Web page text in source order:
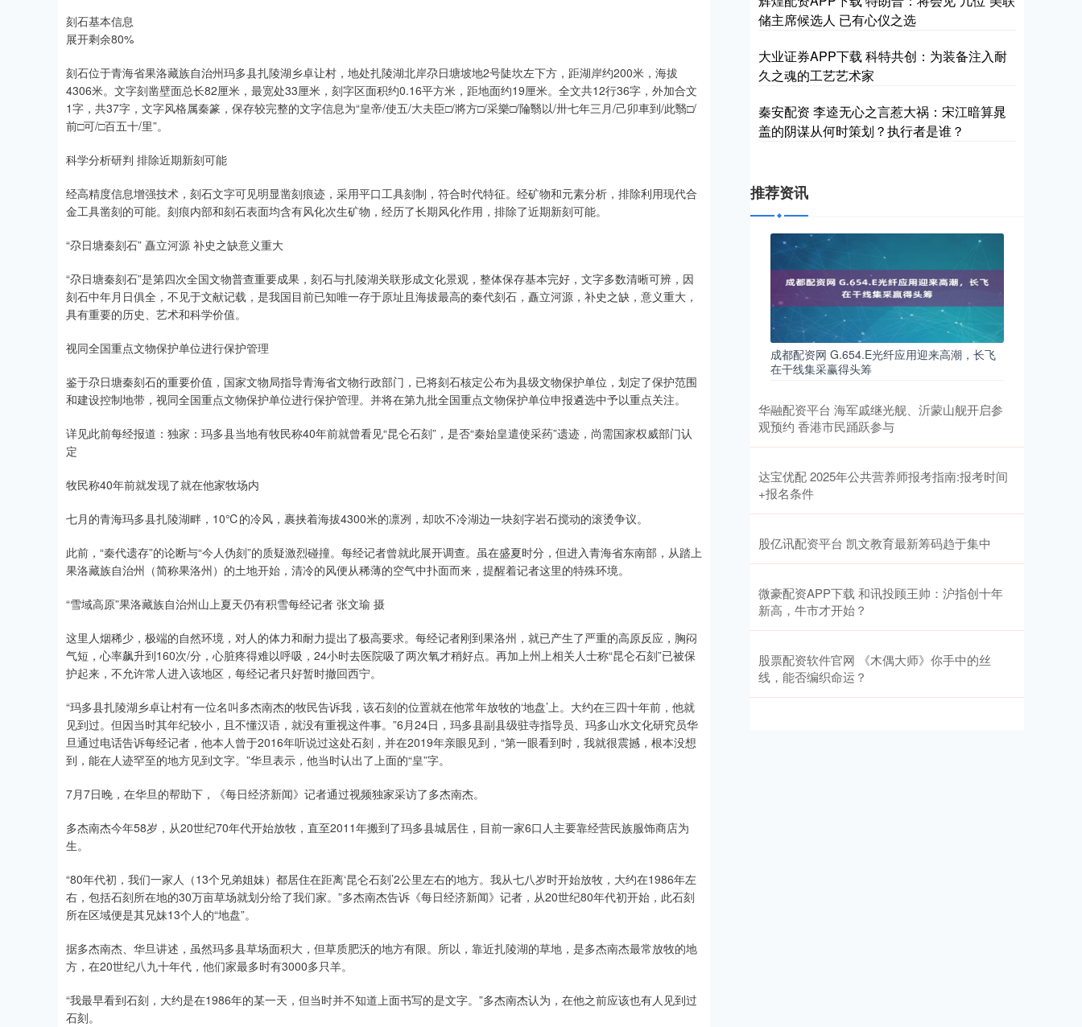
刻石基本信息
展开剩余80%
刻石位于青海省果洛藏族自治州玛多县扎陵湖乡卓让村，地处扎陵湖北岸尕日塘坡地2号陡坎左下方，距湖岸约200米，海拔
4306米。文字刻凿壁面总长82厘米，最宽处33厘米，刻字区面积约0.16平方米，距地面约19厘米。全文共12行36字，外加合文
1字，共37字，文字风格属秦篆，保存较完整的文字信息为“皇帝/使五/大夫臣□/將方□/采樂□/陯翳以/卅七年三月/己卯車到/此翳□/
前□可/□百五十/里”。
科学分析研判 排除近期新刻可能
经高精度信息增强技术，刻石文字可见明显凿刻痕迹，采用平口工具刻制，符合时代特征。经矿物和元素分析，排除利用现代合
金工具凿刻的可能。刻痕内部和刻石表面均含有风化次生矿物，经历了长期风化作用，排除了近期新刻可能。
“尕日塘秦刻石” 矗立河源 补史之缺意义重大
“尕日塘秦刻石”是第四次全国文物普查重要成果，刻石与扎陵湖关联形成文化景观，整体保存基本完好，文字多数清晰可辨，因
刻石中年月日俱全，不见于文献记载，是我国目前已知唯一存于原址且海拔最高的秦代刻石，矗立河源，补史之缺，意义重大，
具有重要的历史、艺术和科学价值。
视同全国重点文物保护单位进行保护管理
鉴于尕日塘秦刻石的重要价值，国家文物局指导青海省文物行政部门，已将刻石核定公布为县级文物保护单位，划定了保护范围
和建设控制地带，视同全国重点文物保护单位进行保护管理。并将在第九批全国重点文物保护单位申报遴选中予以重点关注。
详见此前每经报道：独家：玛多县当地有牧民称40年前就曾看见“昆仑石刻”，是否“秦始皇遣使采药”遗迹，尚需国家权威部门认
定
牧民称40年前就发现了就在他家牧场内
七月的青海玛多县扎陵湖畔，10℃的冷风，裹挟着海拔4300米的凛冽，却吹不冷湖边一块刻字岩石搅动的滚烫争议。
此前，“秦代遗存”的论断与“今人伪刻”的质疑激烈碰撞。每经记者曾就此展开调查。虽在盛夏时分，但进入青海省东南部，从踏上
果洛藏族自治州（简称果洛州）的土地开始，清冷的风便从稀薄的空气中扑面而来，提醒着记者这里的特殊环境。
“雪域高原”果洛藏族自治州山上夏天仍有积雪每经记者 张文瑜 摄
这里人烟稀少，极端的自然环境，对人的体力和耐力提出了极高要求。每经记者刚到果洛州，就已产生了严重的高原反应，胸闷
气短，心率飙升到160次/分，心脏疼得难以呼吸，24小时去医院吸了两次氧才稍好点。再加上州上相关人士称“昆仑石刻”已被保
护起来，不允许常人进入该地区，每经记者只好暂时撤回西宁。
“玛多县扎陵湖乡卓让村有一位名叫多杰南杰的牧民告诉我，该石刻的位置就在他常年放牧的‘地盘’上。大约在三四十年前，他就
见到过。但因当时其年纪较小，且不懂汉语，就没有重视这件事。”6月24日，玛多县副县级驻寺指导员、玛多山水文化研究员华
旦通过电话告诉每经记者，他本人曾于2016年听说过这处石刻，并在2019年亲眼见到，“第一眼看到时，我就很震撼，根本没想
到，能在人迹罕至的地方见到文字。”华旦表示，他当时认出了上面的“皇”字。
7月7日晚，在华旦的帮助下，《每日经济新闻》记者通过视频独家采访了多杰南杰。
多杰南杰今年58岁，从20世纪70年代开始放牧，直至2011年搬到了玛多县城居住，目前一家6口人主要靠经营民族服饰商店为
生。
“80年代初，我们一家人（13个兄弟姐妹）都居住在距离‘昆仑石刻’2公里左右的地方。我从七八岁时开始放牧，大约在1986年左
右，包括石刻所在地的30万亩草场就划分给了我们家。”多杰南杰告诉《每日经济新闻》记者，从20世纪80年代初开始，此石刻
所在区域便是其兄妹13个人的“地盘”。
据多杰南杰、华旦讲述，虽然玛多县草场面积大，但草质肥沃的地方有限。所以，靠近扎陵湖的草地，是多杰南杰最常放牧的地
方，在20世纪八九十年代，他们家最多时有3000多只羊。
“我最早看到石刻，大约是在1986年的某一天，但当时并不知道上面书写的是文字。”多杰南杰认为，在他之前应该也有人见到过
石刻。
储主席候选人 已有心仪之选
大业证券APP下载 科特共创：为装备注入耐
久之魂的工艺艺术家
秦安配资 李逵无心之言惹大祸：宋江暗算晁
盖的阴谋从何时策划？执行者是谁？
推荐资讯
成都配资网 G.654.E光纤应用迎来高潮，长飞
在干线集采赢得头筹
华融配资平台 海军戚继光舰、沂蒙山舰开启参
观预约 香港市民踊跃参与
达宝优配 2025年公共营养师报考指南:报考时间
+报名条件
股亿讯配资平台 凯文教育最新筹码趋于集中
微豪配资APP下载 和讯投顾王帅：沪指创十年
新高，牛市才开始？
股票配资软件官网 《木偶大师》你手中的丝
线，能否编织命运？